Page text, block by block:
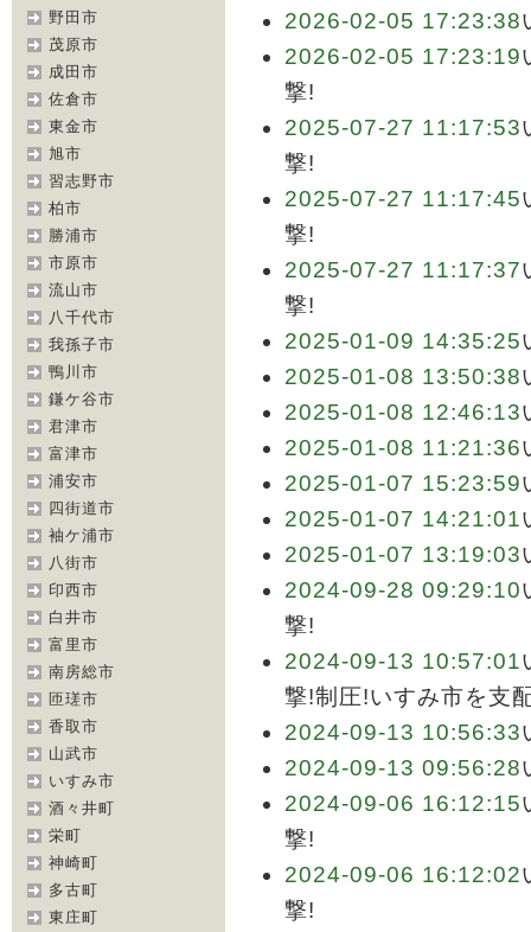
野田市
茂原市
成田市
佐倉市
東金市
旭市
習志野市
柏市
勝浦市
市原市
流山市
八千代市
我孫子市
鴨川市
鎌ケ谷市
君津市
富津市
浦安市
四街道市
袖ケ浦市
八街市
印西市
白井市
富里市
南房総市
匝瑳市
香取市
山武市
いすみ市
酒々井町
栄町
神崎町
多古町
東庄町
2026-02-05 17:23:38
2026-02-05 17:23:19
撃!
2025-07-27 11:17:53
撃!
2025-07-27 11:17:45
撃!
2025-07-27 11:17:37
撃!
2025-01-09 14:35:25
2025-01-08 13:50:38
2025-01-08 12:46:13
2025-01-08 11:21:36
2025-01-07 15:23:59
2025-01-07 14:21:01
2025-01-07 13:19:03
2024-09-28 09:29:10
撃!
2024-09-13 10:57:01
撃!制圧!いすみ市を支
2024-09-13 10:56:33
2024-09-13 09:56:28
2024-09-06 16:12:15
撃!
2024-09-06 16:12:02
撃!